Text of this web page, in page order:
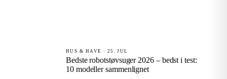
HUS & HAVE · 25. JUL
Bedste robotstøvsuger 2026 – bedst i test:
10 modeller sammenlignet